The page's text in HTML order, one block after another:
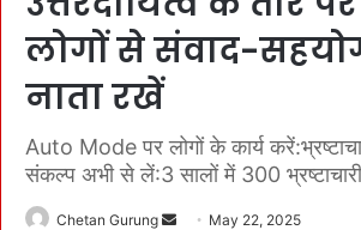
लोगों से संवाद-
नाता रखें
Auto Mode पर लोगों के कार्य
संकल्प अभी से लें:3 सालों में 300
Chetan Gurung May 22, 2025